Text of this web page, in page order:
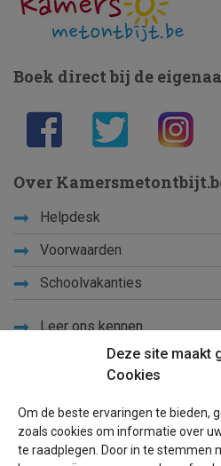
Deze site maakt
Cookies
Om de beste ervaringen te bieden,
zoals cookies om informatie over
te raadplegen. Door in te stemmen
Boek direct bij de
Over
Helpdesk
Voorwaarden
Schoolvakanties
Leer ons kennen
Sitemap
Blog